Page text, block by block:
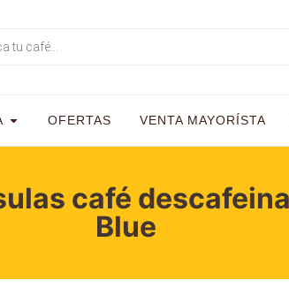
OFERTAS VENTA MAYORÍSTA
café
Blue